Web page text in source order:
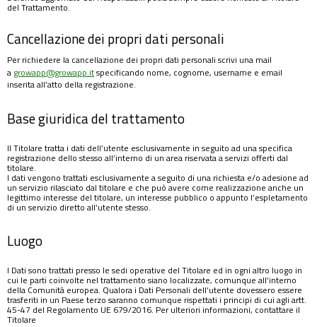
del Trattamento.
Cancellazione dei propri dati personali
Per richiedere la cancellazione dei propri dati personali scrivi una mail
a growapp@growapp.itspecificando nome, cognome, username e email
inserita all’atto della registrazione.
Base giuridica del trattamento
Il Titolare tratta i dati dell’utente esclusivamente in seguito ad una specifica
registrazione dello stesso all’interno di un area riservata a servizi offerti dal
titolare.
I dati vengono trattati esclusivamente a seguito di una richiesta e/o adesione ad
un servizio rilasciato dal titolare e che può avere come realizzazione anche un
legittimo interesse del titolare, un interesse pubblico o appunto l’espletamento
di un servizio diretto all’utente stesso.
Luogo
I Dati sono trattati presso le sedi operative del Titolare ed in ogni altro luogo in
cui le parti coinvolte nel trattamento siano localizzate, comunque all’interno
della Comunità europea. Qualora i Dati Personali dell’utente dovessero essere
trasferiti in un Paese terzo saranno comunque rispettati i principi di cui agli artt.
45-47 del Regolamento UE 679/2016. Per ulteriori informazioni, contattare il
Titolare